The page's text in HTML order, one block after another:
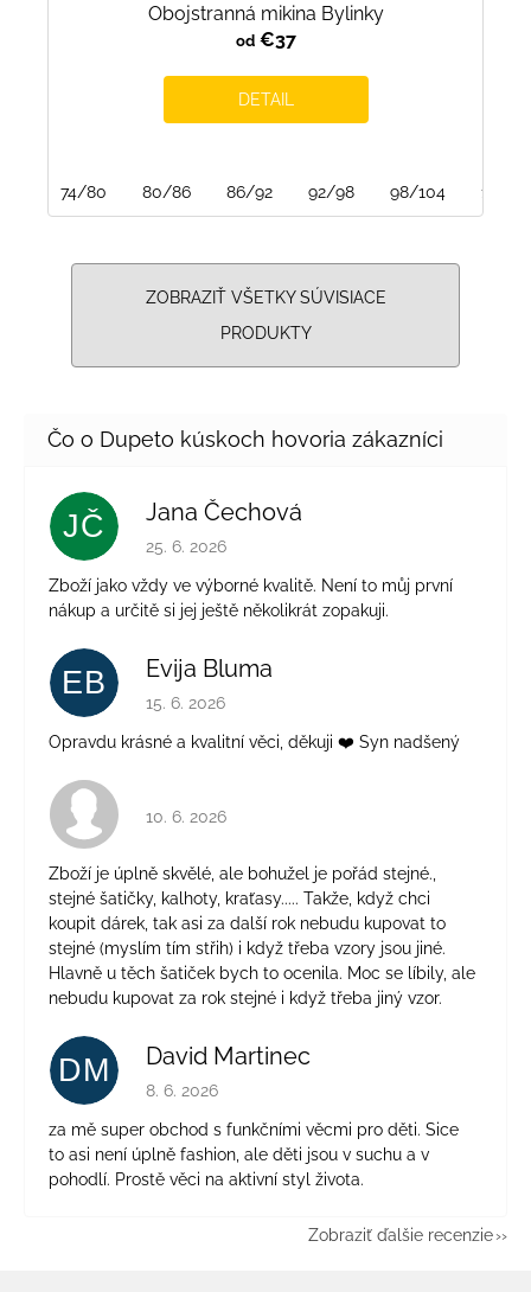
Obojstranná mikina Bylinky
od€37
DETAIL
74/80 80/86 86/92 92/98 98/104 104/
ZOBRAZIŤ VŠETKY SÚVISIACE
PRODUKTY
JČ Jana Čechová
Hodnotenie obchodu je 5 z 5 hviezdičiek.
25. 6. 2026
Zboží jako vždy ve výborné kvalitě. Není to můj první
nákup a určitě si jej ještě několikrát zopakuji.
EB Evija Bluma
Hodnotenie obchodu je 5 z 5 hviezdičiek.
15. 6. 2026
Opravdu krásné a kvalitní věci, děkuji ❤️ Syn nadšený
Hodnotenie obchodu je 4 z 5 hviezdičiek.
10. 6. 2026
Zboží je úplně skvělé, ale bohužel je pořád stejné.,
stejné šatičky, kalhoty, kraťasy..... Takže, když chci
koupit dárek, tak asi za další rok nebudu kupovat to
stejné (myslím tím střih) i když třeba vzory jsou jiné.
Hlavně u těch šatiček bych to ocenila. Moc se líbily, ale
nebudu kupovat za rok stejné i když třeba jiný vzor.
DM David Martinec
Hodnotenie obchodu je 5 z 5 hviezdičiek.
8. 6. 2026
za mě super obchod s funkčními věcmi pro děti. Sice
to asi není úplně fashion, ale děti jsou v suchu a v
pohodlí. Prostě věci na aktivní styl života.
Zobraziť ďalšie recenzie